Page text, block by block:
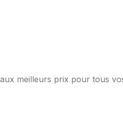
meilleurs prix pour tous